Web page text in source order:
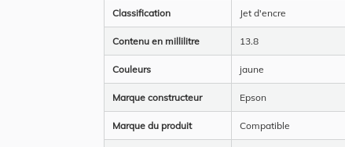
Classification Jet d'encre
Contenu en millilitre 13.8
Couleurs jaune
Marque constructeur Epson
Marque du produit Compatible